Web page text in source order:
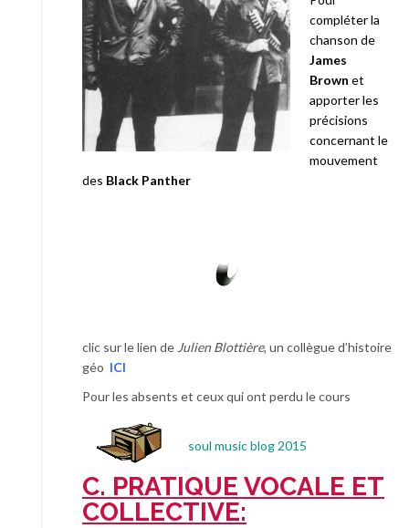
compléter la
chanson de
James
Brown et
apporter les
précisions
concernant le
mouvement
des Black Panther
clic sur le lien de Julien Blottière, un collègue d’histoire
géo ICI
Pour les absents et ceux qui ont perdu le cours
soul music blog 2015
C. PRATIQUE VOCALE ET
COLLECTIVE: